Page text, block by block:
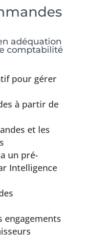
adéquation
comptabilité
pour gérer
à partir de
et les
un pré-
Intelligence
engagements